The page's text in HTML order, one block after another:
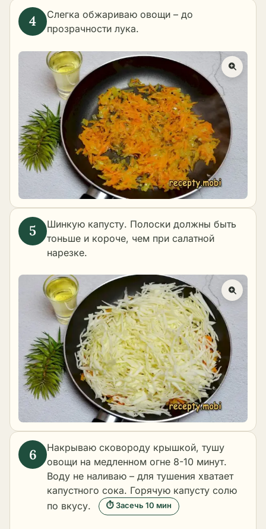
Слегка обжариваю овощи – до
прозрачности лука.
Шинкую капусту. Полоски должны быть
тоньше и короче, чем при салатной
нарезке.
Накрываю сковороду крышкой, тушу
овощи на медленном огне 8-10 минут.
Воду не наливаю – для тушения хватает
капустного сока. Горячую капусту солю
по вкусу.
⏱ Засечь 10 мин